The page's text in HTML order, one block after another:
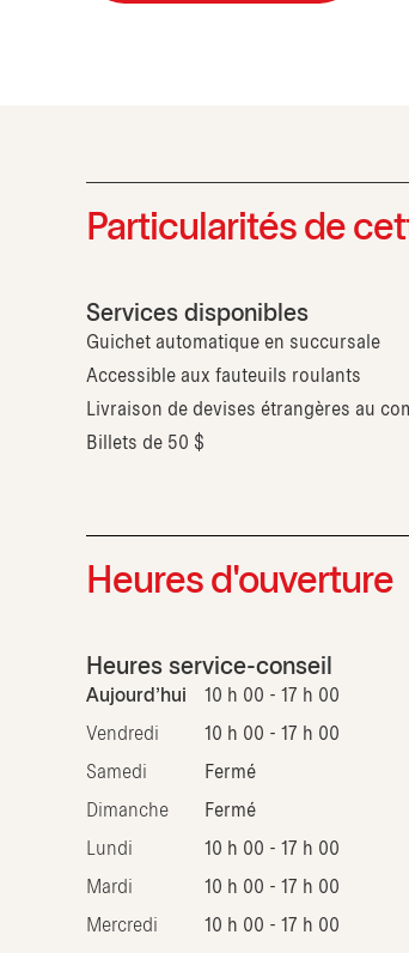
Particularités de
Services disponibles
Guichet automatique en succursale
Accessible aux fauteuils roulants
Livraison de devises étrangères au
Billets de 50 $
Heures d'ouverture
Heures service-conseil
Aujourd'hui 10 h 00 - 17 h 00
Vendredi 10 h 00 - 17 h 00
Samedi Fermé
Dimanche Fermé
Lundi 10 h 00 - 17 h 00
Mardi 10 h 00 - 17 h 00
Mercredi 10 h 00 - 17 h 00